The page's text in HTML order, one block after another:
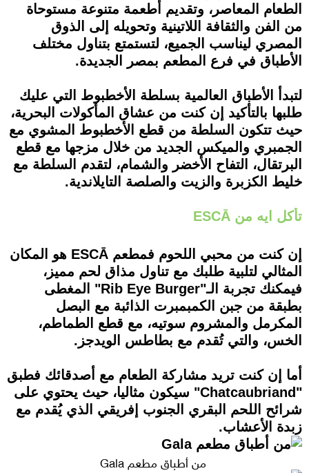
الطعام المعاصر، وتقديم أطعمة متنوعة مستوحاة
من الفن والثقافة اللاتينية وتحويله إلى الذوق
المصري ليناسب الجميع، لتستمتع بتناول مختلف
الأطباق في فرع المطعم بمصر الجديدة.
لتبدأ الأطباق العالمية بسلطة الأخطبوط التي عليك
طلبها بالتأكيد إن كنت من عشاق المأكولات البحرية،
حيث تتكون السلطة من قطع الأخطبوط المشوي مع
الجمبري والميكس الجديد من خلال مزجها مع قطع
البرتقال، التفاح الأخضر والشمام، لتقدم السلطة مع
خليط الكزبرة والزيت والصلصة التايلاندية.
تأكل ايه من ESCĀ
إن كنت من محبي اللحوم فمطعم ESCĀ هو المكان
المثالي لتلبية طلبك مع تناول مذاق لحم مميز،
فيمكنك تجربة الـ"Rib Eye Burger" المغطى
بطبقة من جبن الكمبمبرت الذائبة مع البصل
المكرمل والمشروم سوتيه، مع قطع الطماطم،
الخس، والتي تُقدم مع بطاطس الويدجز.
أما إن كنت تريد مشاركة الطعام مع أصدقائك فطبق
"Chatcaubriand" سيكون مثاليا، حيث يحتوي على
شرائح اللحم البقري الجنوب إفريقي الذي يُقدم مع
زبدة الأعشاب.
من أطباق مطعم Gala